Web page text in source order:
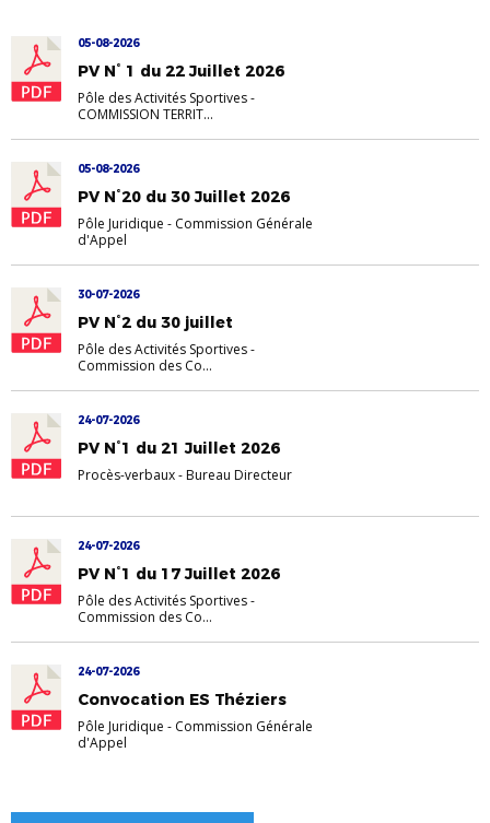
05-08-2026
PV N° 1 du 22 Juillet 2026
Pôle des Activités Sportives-
COMMISSION TERRIT...
05-08-2026
PV N°20 du 30 Juillet 2026
Pôle Juridique - Commission Générale
d'Appel
30-07-2026
PV N°2 du 30 juillet
Pôle des Activités Sportives-
Commission des Co...
24-07-2026
PV N°1 du 21 Juillet 2026
Procès-verbaux- Bureau Directeur
24-07-2026
PV N°1 du 17 Juillet 2026
Pôle des Activités Sportives-
Commission des Co...
24-07-2026
Convocation ES Théziers
Pôle Juridique - Commission Générale
d'Appel